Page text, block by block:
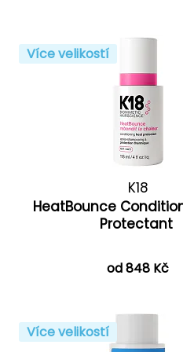
Více velikostí
K18
HeatBounce
Protectant
od 848 Kč
Více velikostí